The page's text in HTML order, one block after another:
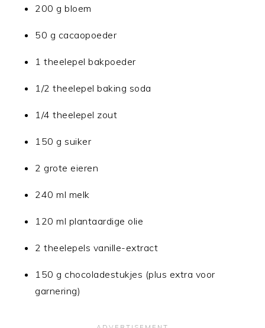
200 g bloem
50 g cacaopoeder
1 theelepel bakpoeder
1/2 theelepel baking soda
1/4 theelepel zout
150 g suiker
2 grote eieren
240 ml melk
120 ml plantaardige olie
2 theelepels vanille-extract
150 g chocoladestukjes (plus extra voor
garnering)